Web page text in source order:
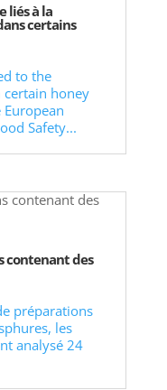
liés à la
certains
to the
certain honey
Safety...
contenant des
préparations
les
analysé 24